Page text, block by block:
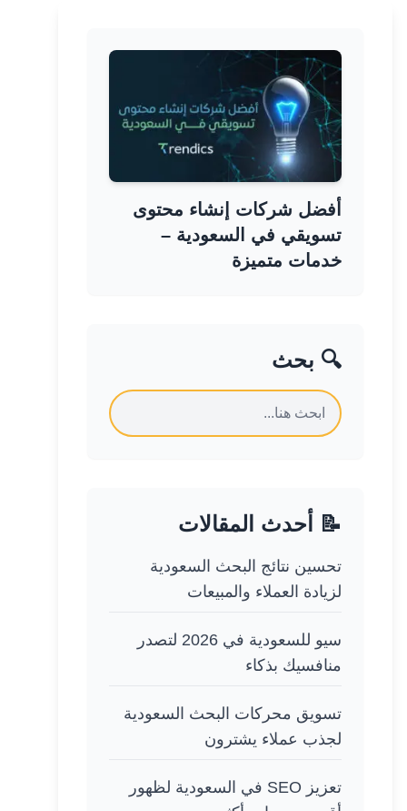
أفضل شركات إنشاء محتوى
تسويقي في السعودية –
خدمات متميزة
🔍 بحث
📝 أحدث المقالات
تحسين نتائج البحث السعودية
لزيادة العملاء والمبيعات
سيو للسعودية في 2026 لتصدر
منافسيك بذكاء
تسويق محركات البحث السعودية
لجذب عملاء يشترون
تعزيز SEO في السعودية لظهور